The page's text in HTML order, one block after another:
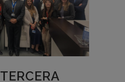
TERCERA